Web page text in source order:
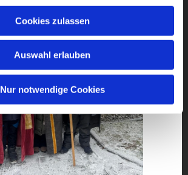
Cookies zulassen
Auswahl erlauben
Nur notwendige Cookies